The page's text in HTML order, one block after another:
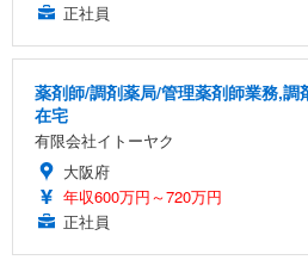
正社員
薬剤師/調剤薬局/管理薬剤師業務,調
在宅
有限会社イトーヤク
大阪府
年収600万円～720万円
正社員